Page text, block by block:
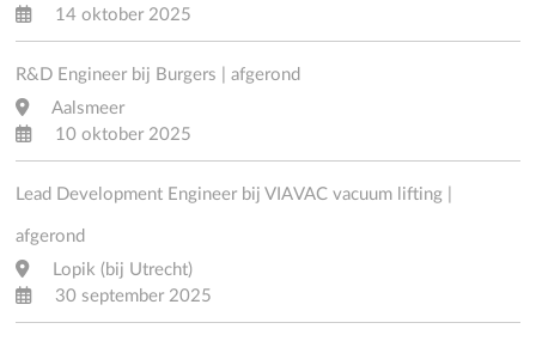
14 oktober 2025
R&D Engineer bij Burgers | afgerond
Aalsmeer
10 oktober 2025
Lead Development Engineer bij VIAVAC vacuum lifting |
afgerond
Lopik (bij Utrecht)
30 september 2025